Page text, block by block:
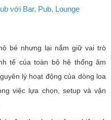
với Bar, Pub, Lounge
bé nhưng lại nắm giữ vai trò
tế của toàn bộ hệ thống âm
lý hoạt động của dòng loa
việc lựa chọn, setup và vận